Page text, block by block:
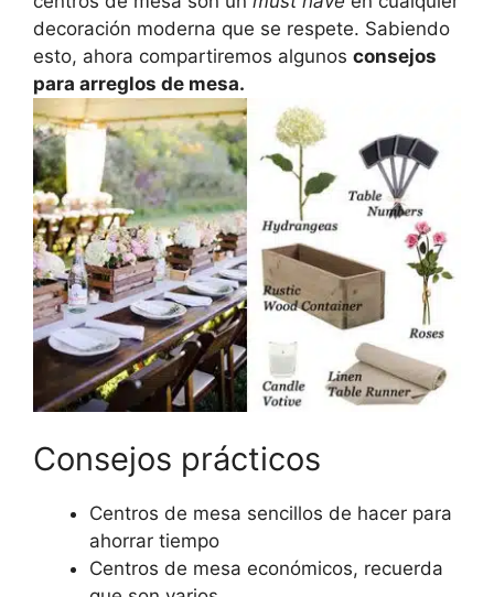
decoración moderna que se respete. Sabiendo
esto, ahora compartiremos algunos consejos
para arreglos de mesa.
Consejos prácticos
Centros de mesa sencillos de hacer para
ahorrar tiempo
Centros de mesa económicos, recuerda